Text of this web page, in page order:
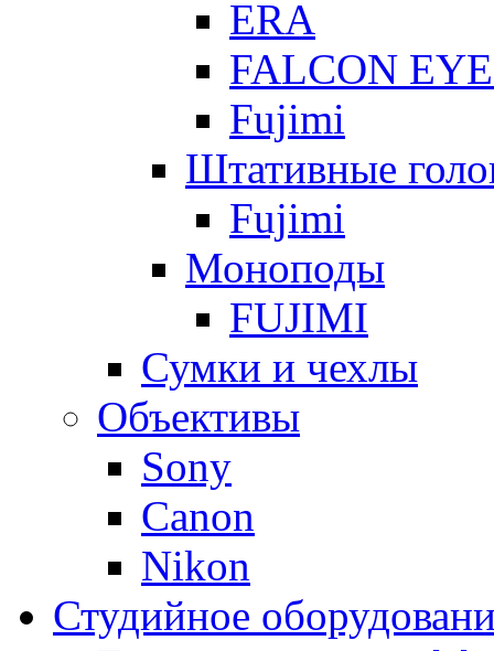
ERA
FALCON
Fujimi
Штативные
Fujimi
Моноподы
FUJIMI
Сумки и чехлы
Объективы
Sony
Canon
Nikon
Студийное